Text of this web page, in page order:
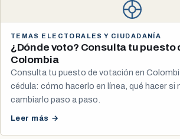
TEMAS ELECTORALES Y CIUDADANÍA
¿Dónde voto? Consulta tu puesto
Colombia
Consulta tu puesto de votación en
cédula: cómo hacerlo en línea, qué hacer si
cambiarlo paso a paso.
Leer más →